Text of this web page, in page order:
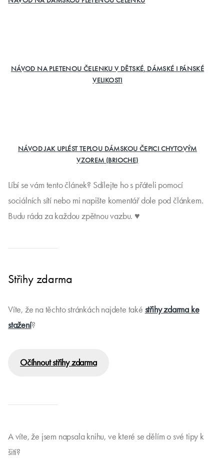
NÁVOD NA PLETENOU ČELENKU V DĚTSKÉ, DÁMSKÉ I PÁNSKÉ
VELIKOSTI
NÁVOD JAK UPLÉST TEPLOU DÁMSKOU ČEPICI CHYTOVÝM
VZOREM (BRIOCHE)
Líbí se vám tento článek? Sdílejte ho s přáteli pomocí
sociálních sítí nebo mi napište komentář dole pod článkem.
Budu ráda za každou zpětnou vazbu. ♥
Střihy zdarma
Víte, že na těchto stránkách najdete také střihy zdarma ke
stažení?
Očíhnout střihy zdarma
A víte, že jsem napsala knihu, ve které se dělím o své tipy k
šití?